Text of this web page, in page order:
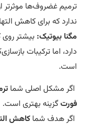
که برای کاهش
بیوتیک:بیشتر روی
اما ترکیبات
مشکل اصلی شما ترمیم
گزینه بهتری است.
هدف شما کاهش